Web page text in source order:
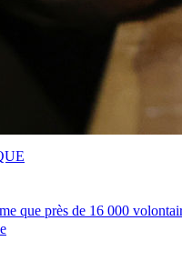
que près de 16 000